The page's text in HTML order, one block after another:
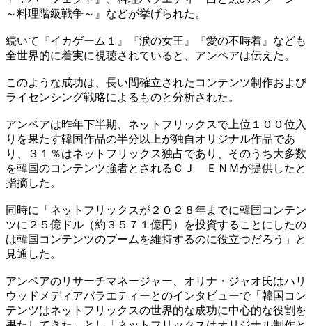
～料理階級戦争～』などが挙げられた。
続いて『イカゲーム１』『涙の女王』『愛の不時着』なども
全世界的に着実に視聴されていると、アンペアは伝えた。
このような成功は、長い間確立されたコンテンツ制作および
ライセンシング戦略によるものと分析された。
アンペアは昨年下半期、ネットフリックスで上位１００位入
りを果たす韓国作品の半分以上が独自オリジナル作品であ
り、３１％はネットフリックス独占であり、そのうち大多数
を韓国のコンテンツ強者とされるＣＪ ＥＮＭが提供したと
指摘した。
同時に「ネットフリックスが２０２８年までに韓国コンテン
ツに２５億ドル（約３５７１億円）を投資することにしたの
は韓国コンテンツのブームを維持するのに役立つだろう」と
見通した。
アンペアのリサーチマネージャー、オリナ・ジャオ氏はハリ
ウッドメディアバラエティーとのインタビューで「韓国コン
テンツはネットフリックスの世界的な成功に中心的な役割を